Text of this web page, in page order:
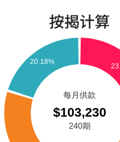
按揭计算